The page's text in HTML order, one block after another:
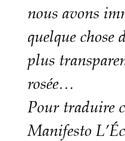
nous avons
quelque
plus
rosée…
Pour traduire
Manifesto